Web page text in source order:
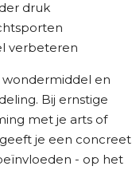
druk
verbeteren
en
Bij ernstige
met je arts of
je een concreet
- op het